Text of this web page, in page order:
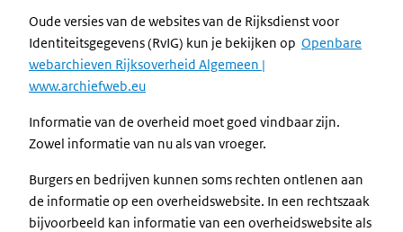
Oude versies van de websites van de Rijksdienst voor
Identiteitsgegevens (RvIG) kun je bekijken op Openbare
webarchieven Rijksoverheid Algemeen |
www.archiefweb.eu
Informatie van de overheid moet goed vindbaar zijn.
Zowel informatie van nu als van vroeger.
Burgers en bedrijven kunnen soms rechten ontlenen aan
de informatie op een overheidswebsite. In een rechtszaak
bijvoorbeeld kan informatie van een overheidswebsite als